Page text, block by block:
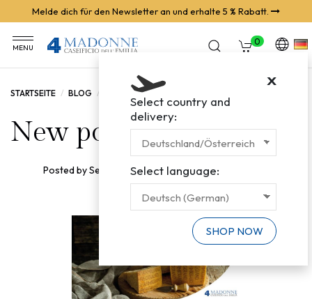
Melde dich für den Newsletter an und erhalte 5 % Rabatt.
MENU
0
X
Select country and
delivery:
Select language:
SHOP NOW
STARTSEITE BLOG NEW POST
New post
Posted bySerena Sternieri 07.05.2026